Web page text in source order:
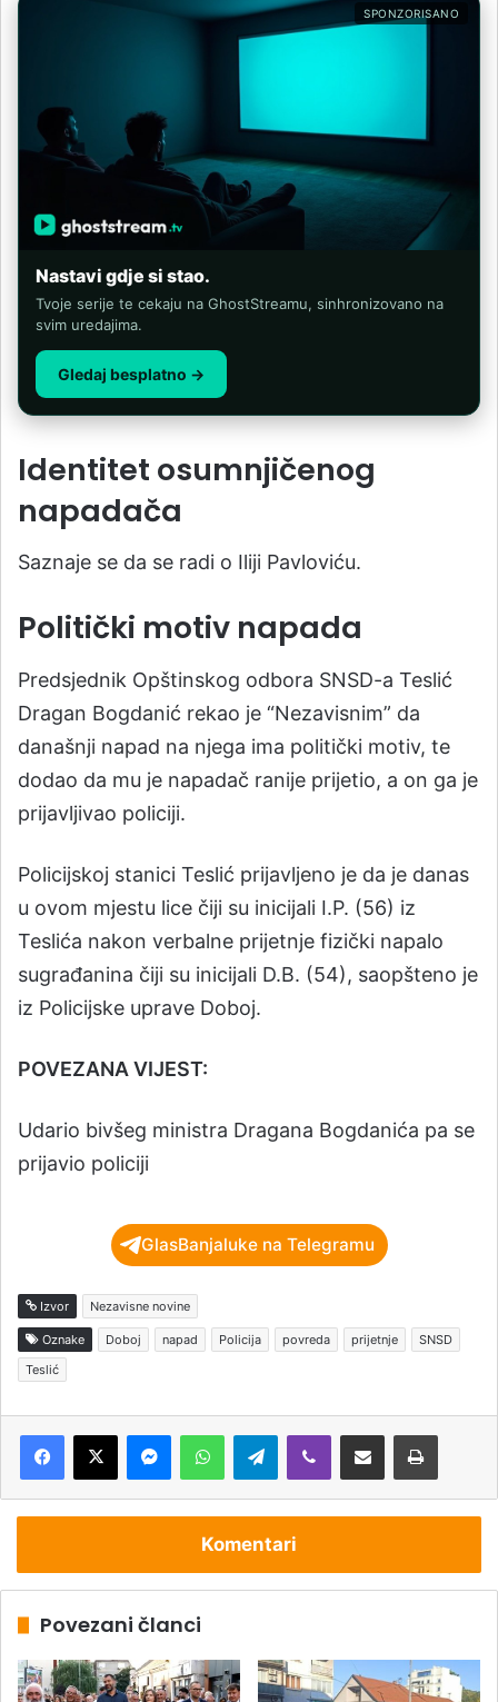
SPONZORISANO
Nastavi gdje si stao.
Tvoje serije te cekaju na GhostStreamu, sinhronizovano na
svim uredajima.
Gledaj besplatno →
Identitet osumnjičenog
napadača
Saznaje se da se radi o Iliji Pavloviću.
Politički motiv napada
Predsjednik Opštinskog odbora SNSD-a Teslić
Dragan Bogdanić rekao je “Nezavisnim” da
današnji napad na njega ima politički motiv, te
dodao da mu je napadač ranije prijetio, a on ga je
prijavljivao policiji.
Policijskoj stanici Teslić prijavljeno je da je danas
u ovom mjestu lice čiji su inicijali I.P. (56) iz
Teslića nakon verbalne prijetnje fizički napalo
sugrađanina čiji su inicijali D.B. (54), saopšteno je
iz Policijske uprave Doboj.
POVEZANA VIJEST:
Udario bivšeg ministra Dragana Bogdanića pa se
prijavio policiji
GlasBanjaluke na Telegramu
Izvor Nezavisne novine
Oznake Doboj napad Policija povreda prijetnje
SNSD
Teslić
Telegram
Komentari
Povezani članci